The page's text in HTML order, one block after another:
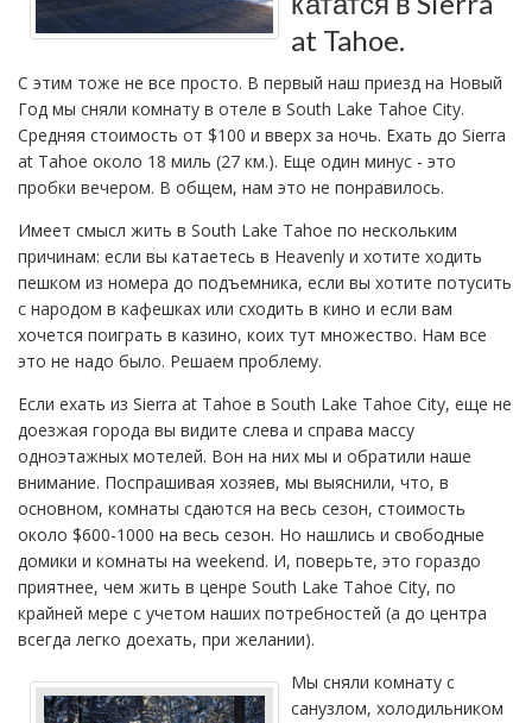
at Tahoe.
С этим тоже не все просто. В первый наш приезд на Новый
Год мы сняли комнату в отеле в South Lake Tahoe City.
Средняя стоимость от $100 и вверх за ночь. Ехать до Sierra
at Tahoe около 18 миль (27 км.). Еще один минус - это
пробки вечером. В общем, нам это не понравилось.
Имеет смысл жить в South Lake Tahoe по нескольким
причинам: если вы катаетесь в Heavenly и хотите ходить
пешком из номера до подъемника, если вы хотите потусить
с народом в кафешках или сходить в кино и если вам
хочется поиграть в казино, коих тут множество. Нам все
это не надо было. Решаем проблему.
Если ехать из Sierra at Tahoe в South Lake Tahoe City, еще не
доезжая города вы видите слева и справа массу
одноэтажных мотелей. Вон на них мы и обратили наше
внимание. Поспрашивая хозяев, мы выяснили, что, в
основном, комнаты сдаются на весь сезон, стоимость
около $600-1000 на весь сезон. Но нашлись и свободные
домики и комнаты на weekend. И, поверьте, это гораздо
приятнее, чем жить в ценре South Lake Tahoe City, по
крайней мере с учетом наших потребностей (а до центра
всегда легко доехать, при желании).
Мы сняли комнату с
санузлом, холодильником